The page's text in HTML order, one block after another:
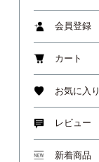
会員登録
カート
お気に入り
レビュー
新着商品